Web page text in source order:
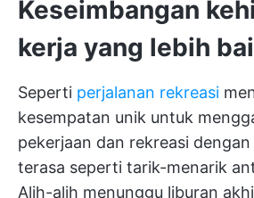
Keseimbangan
kerja yang lebih
Seperti perjalanan rekreasi
kesempatan unik untuk
pekerjaan dan rekreasi
terasa seperti tarik-menarik
Alih-alih menunggu liburan